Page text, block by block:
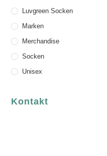
Luvgreen Socken
Marken
Merchandise
Socken
Unisex
Kontakt